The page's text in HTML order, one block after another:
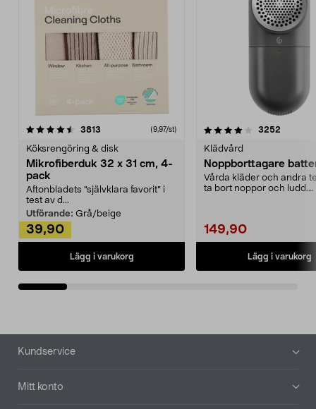
3813 (9,97/st)
Köksrengöring & disk
Mikrofiberduk 32 x 31 cm, 4-
pack
Aftonbladets "självklara favorit” i
test av d...
Utförande: Grå/beige
39,90
Lägg i varukorg
4.0av 5 stjärnor 3252
Klädvård
Noppborttagare
Vårda kläder och andra
ta bort noppor och ludd.
149,90
Lägg i varukorg
4.5av 5 stjärnor
Sidfot
Kundservice
Mitt konto